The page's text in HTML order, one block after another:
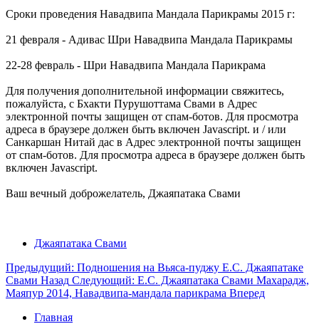
Сроки проведения Навадвипа Мандала Парикрамы 2015 г:
21 февраля - Адивас Шри Навадвипа Мандала Парикрамы
22-28 февраль - Шри Навадвипа Мандала Парикрама
Для получения дополнительной информации свяжитесь,
пожалуйста, с Бхакти Пурушоттама Свами в Адрес
электронной почты защищен от спам-ботов. Для просмотра
адреса в браузере должен быть включен Javascript. и / или
Санкаршан Нитай дас в Адрес электронной почты защищен
от спам-ботов. Для просмотра адреса в браузере должен быть
включен Javascript.
Ваш вечный доброжелатель, Джаяпатака Свами
Джаяпатака Свами
Предыдущий: Подношения на Вьяса-пуджу Е.С. Джаяпатаке
Свами Назад Следующий: Е.С. Джаяпатака Свами Махарадж,
Маяпур 2014, Навадвипа-мандала парикрама Вперед
Главная